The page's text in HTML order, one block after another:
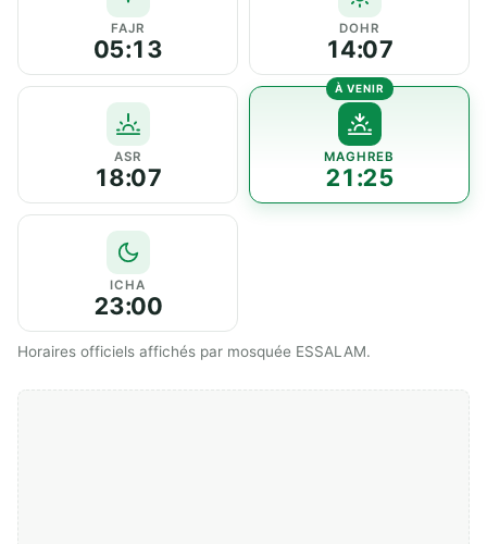
FAJR
05:13
DOHR
14:07
ASR
18:07
MAGHREB
21:25
ICHA
23:00
Horaires officiels affichés par mosquée ESSALAM.